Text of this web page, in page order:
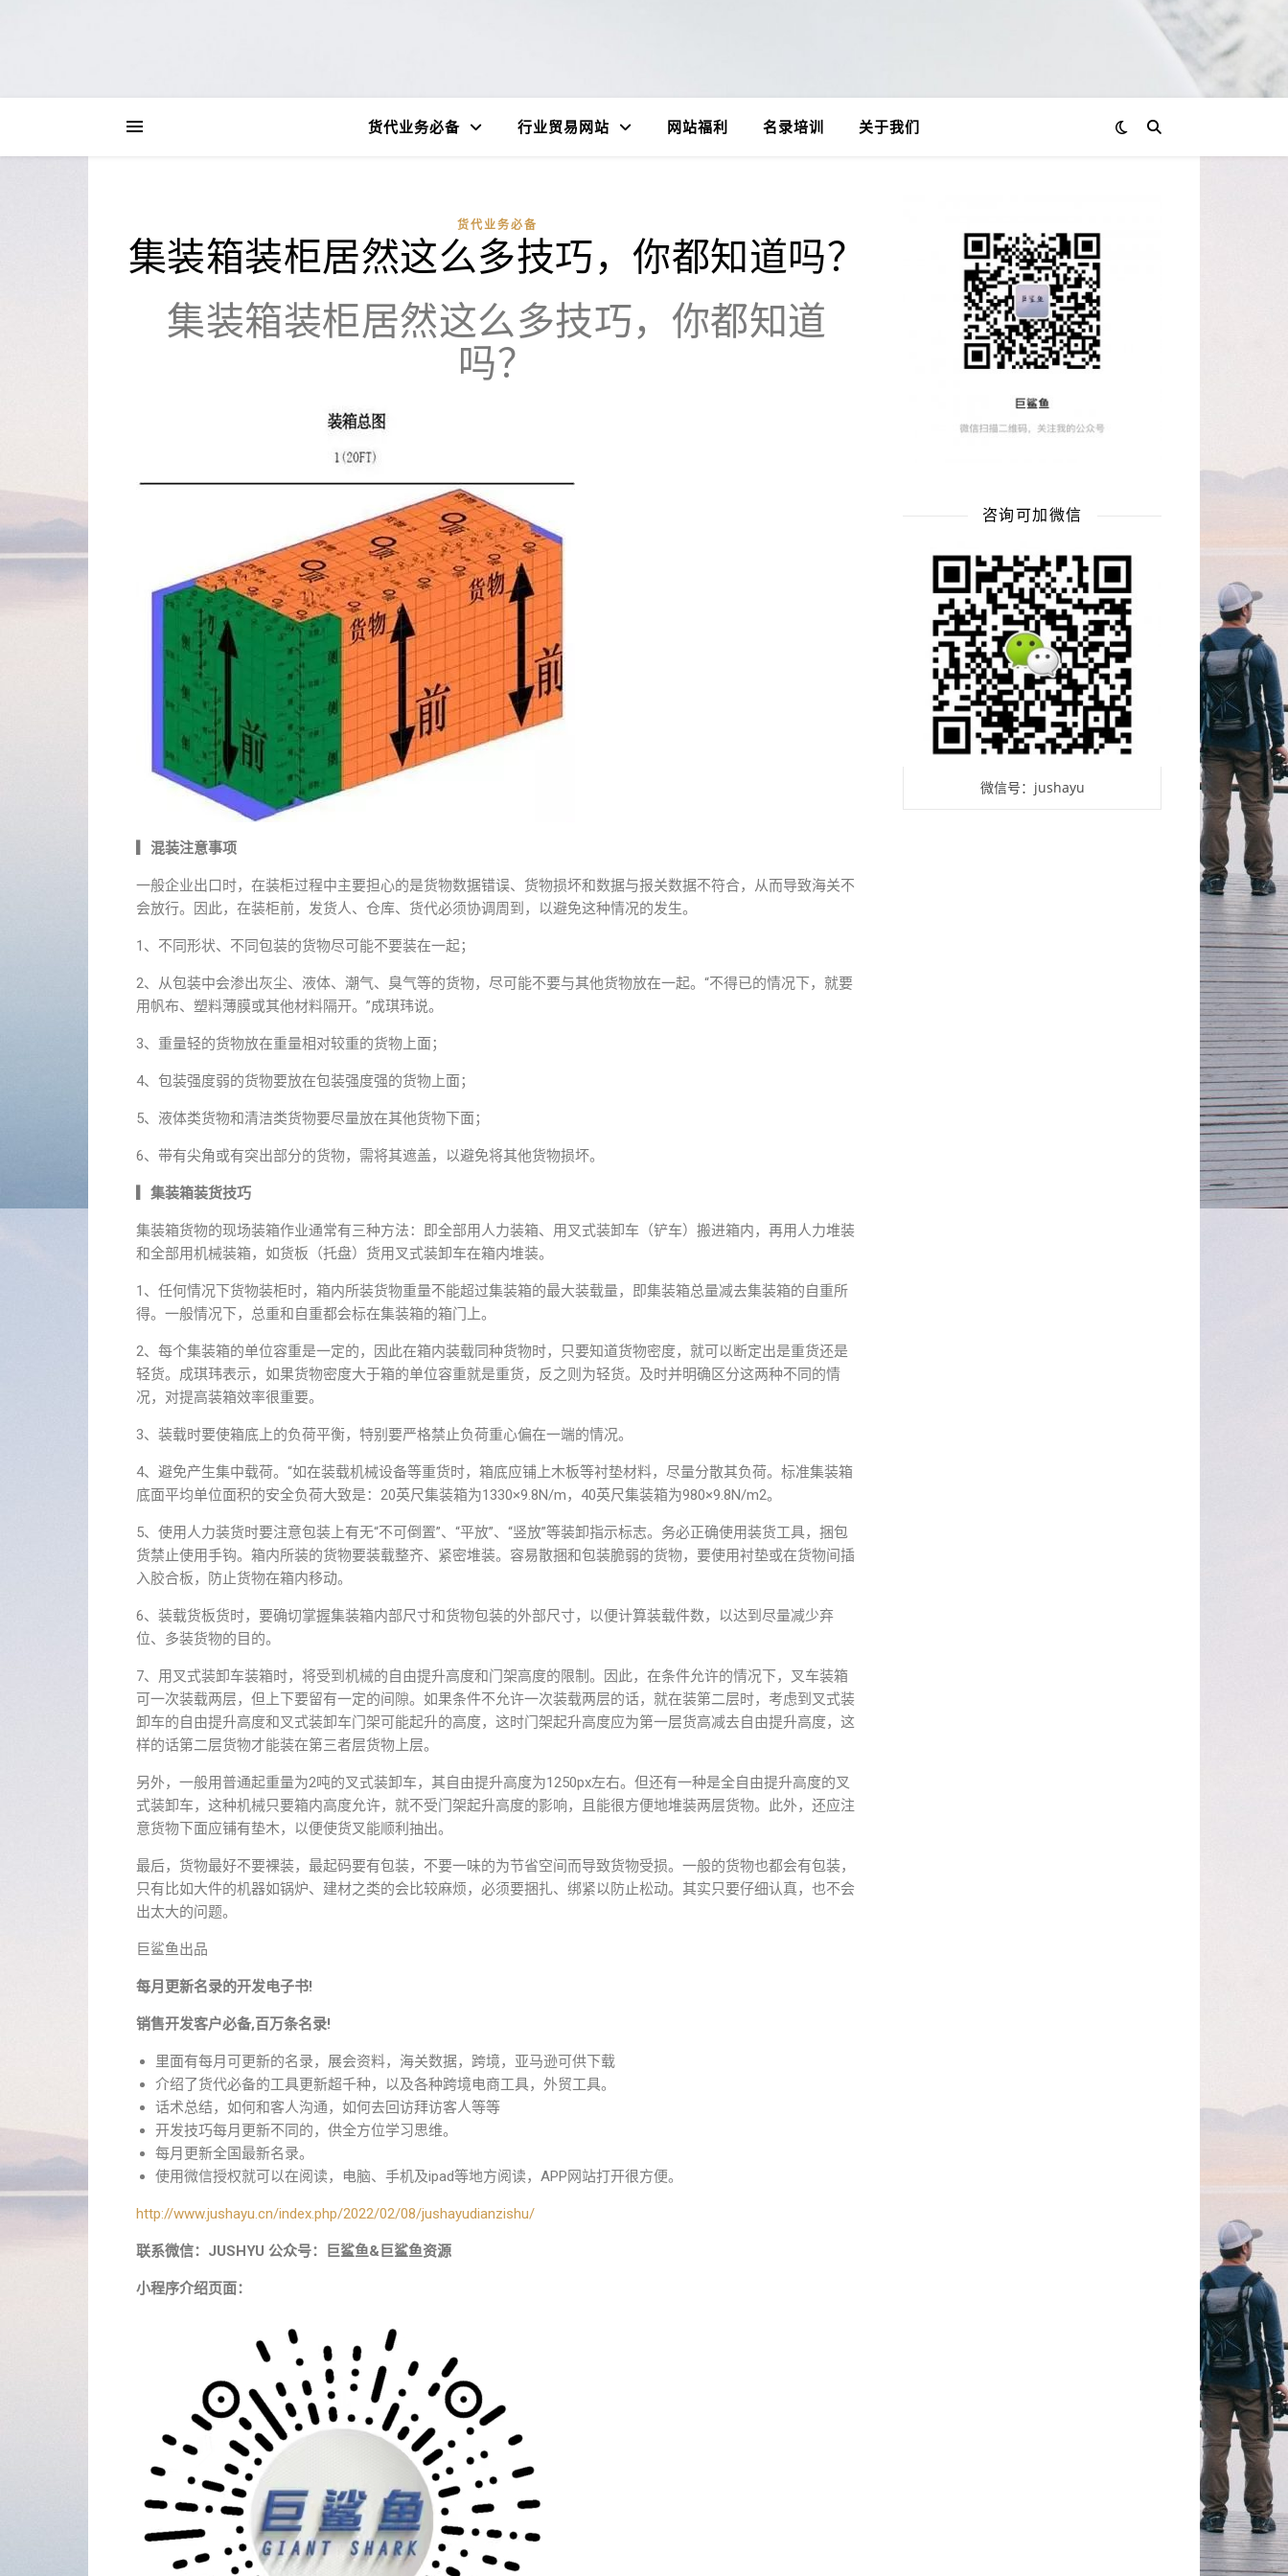
货代业务必备 行业贸易网站 网站福利 名录培训 关于我们
货代业务必备
集装箱装柜居然这么多技巧，你都知道吗？
集装箱装柜居然这么多技巧，你都知道
吗？
▎混装注意事项
一般企业出口时，在装柜过程中主要担心的是货物数据错误、货物损坏和数据与报关数据不符合，从而导致海关不
会放行。因此，在装柜前，发货人、仓库、货代必须协调周到，以避免这种情况的发生。
1、不同形状、不同包装的货物尽可能不要装在一起；
2、从包装中会渗出灰尘、液体、潮气、臭气等的货物，尽可能不要与其他货物放在一起。“不得已的情况下，就要
用帆布、塑料薄膜或其他材料隔开。”成琪玮说。
3、重量轻的货物放在重量相对较重的货物上面；
4、包装强度弱的货物要放在包装强度强的货物上面；
5、液体类货物和清洁类货物要尽量放在其他货物下面；
6、带有尖角或有突出部分的货物，需将其遮盖，以避免将其他货物损坏。
▎集装箱装货技巧
集装箱货物的现场装箱作业通常有三种方法：即全部用人力装箱、用叉式装卸车（铲车）搬进箱内，再用人力堆装
和全部用机械装箱，如货板（托盘）货用叉式装卸车在箱内堆装。
1、任何情况下货物装柜时，箱内所装货物重量不能超过集装箱的最大装载量，即集装箱总量减去集装箱的自重所
得。一般情况下，总重和自重都会标在集装箱的箱门上。
2、每个集装箱的单位容重是一定的，因此在箱内装载同种货物时，只要知道货物密度，就可以断定出是重货还是
轻货。成琪玮表示，如果货物密度大于箱的单位容重就是重货，反之则为轻货。及时并明确区分这两种不同的情
况，对提高装箱效率很重要。
3、装载时要使箱底上的负荷平衡，特别要严格禁止负荷重心偏在一端的情况。
4、避免产生集中载荷。“如在装载机械设备等重货时，箱底应铺上木板等衬垫材料，尽量分散其负荷。标准集装箱
底面平均单位面积的安全负荷大致是：20英尺集装箱为1330×9.8N/m，40英尺集装箱为980×9.8N/m2。
5、使用人力装货时要注意包装上有无“不可倒置”、“平放”、“竖放”等装卸指示标志。务必正确使用装货工具，捆包
货禁止使用手钩。箱内所装的货物要装载整齐、紧密堆装。容易散捆和包装脆弱的货物，要使用衬垫或在货物间插
入胶合板，防止货物在箱内移动。
6、装载货板货时，要确切掌握集装箱内部尺寸和货物包装的外部尺寸，以便计算装载件数，以达到尽量减少弃
位、多装货物的目的。
7、用叉式装卸车装箱时，将受到机械的自由提升高度和门架高度的限制。因此，在条件允许的情况下，叉车装箱
可一次装载两层，但上下要留有一定的间隙。如果条件不允许一次装载两层的话，就在装第二层时，考虑到叉式装
卸车的自由提升高度和叉式装卸车门架可能起升的高度，这时门架起升高度应为第一层货高减去自由提升高度，这
样的话第二层货物才能装在第三者层货物上层。
另外，一般用普通起重量为2吨的叉式装卸车，其自由提升高度为1250px左右。但还有一种是全自由提升高度的叉
式装卸车，这种机械只要箱内高度允许，就不受门架起升高度的影响，且能很方便地堆装两层货物。此外，还应注
意货物下面应铺有垫木，以便使货叉能顺利抽出。
最后，货物最好不要裸装，最起码要有包装，不要一味的为节省空间而导致货物受损。一般的货物也都会有包装，
只有比如大件的机器如锅炉、建材之类的会比较麻烦，必须要捆扎、绑紧以防止松动。其实只要仔细认真，也不会
出太大的问题。
巨鲨鱼出品
每月更新名录的开发电子书!
销售开发客户必备,百万条名录!
里面有每月可更新的名录，展会资料，海关数据，跨境，亚马逊可供下载
介绍了货代必备的工具更新超千种，以及各种跨境电商工具，外贸工具。
话术总结，如何和客人沟通，如何去回访拜访客人等等
开发技巧每月更新不同的，供全方位学习思维。
每月更新全国最新名录。
使用微信授权就可以在阅读，电脑、手机及ipad等地方阅读，APP网站打开很方便。
http://www.jushayu.cn/index.php/2022/02/08/jushayudianzishu/
联系微信：JUSHYU 公众号：巨鲨鱼&巨鲨鱼资源
小程序介绍页面：
咨询可加微信
微信号：jushayu